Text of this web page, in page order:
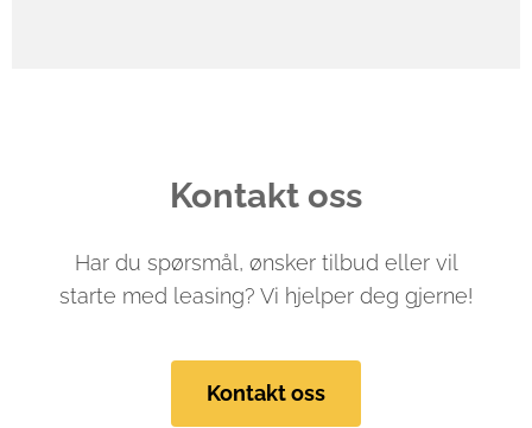
Kontakt oss
Har du spørsmål, ønsker tilbud eller vil
starte med leasing? Vi hjelper deg gjerne!
Kontakt oss